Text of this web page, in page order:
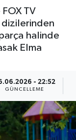
TV
dizilerinden
halinde
Elma
- 22:52
GÜNCELLEME